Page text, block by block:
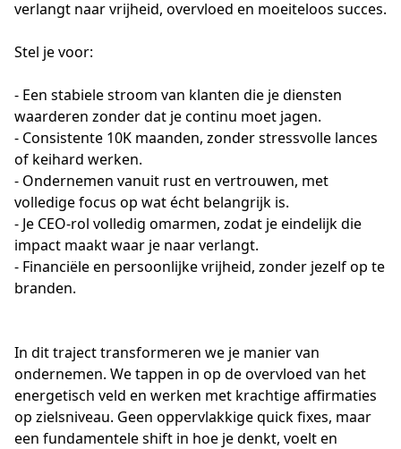
verlangt naar vrijheid, overvloed en moeiteloos succes.
Stel je voor:
- Een stabiele stroom van klanten die je diensten
waarderen zonder dat je continu moet jagen.
- Consistente 10K maanden, zonder stressvolle lances
of keihard werken.
- Ondernemen vanuit rust en vertrouwen, met
volledige focus op wat écht belangrijk is.
- Je CEO-rol volledig omarmen, zodat je eindelijk die
impact maakt waar je naar verlangt.
- Financiële en persoonlijke vrijheid, zonder jezelf op te
branden.
In dit traject transformeren we je manier van
ondernemen. We tappen in op de overvloed van het
energetisch veld en werken met krachtige affirmaties
op zielsniveau. Geen oppervlakkige quick fixes, maar
een fundamentele shift in hoe je denkt, voelt en